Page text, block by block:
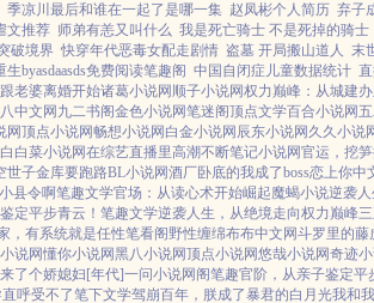
季凉川最后和谁在一起了是哪一集 赵凤彬个人简历 弃子
文推荐 师弟有恙又叫什么 我是死亡骑士 不是死掉的骑士
破境界 快穿年代恶毒女配走剧情 盗墓 开局搬山道人 末
生byasdaasds免费阅读笔趣阁 中国自闭症儿童数据统计
老婆离婚开始诸葛小说网 顺子小说网权力巅峰：从城建
中文网 九二书阁金色小说网笔迷阁顶点文学百合小说网
网顶点小说网畅想小说网 白金小说网 辰东小说网 久久小说
白菜小说网在综艺直播里高潮不断笔记小说网官运，挖
世子金库要跑路BL小说网酒厂卧底的我成了boss恋上你中
县令啊笔趣文学官场：从读心术开始崛起魔蝎小说逆袭
定平步青云！ 笔趣文学逆袭人生，从绝境走向权力巅峰
，有系统就是任性笔看阁 野性缠绵布布中文网斗罗里的藤
说网懂你小说网黑八小说网顶点小说网悠哉小说网奇迹
了个娇媳妇[年代]一问小说网 阁笔趣官阶，从亲子鉴定平
呼受不了笔下文学驾崩百年，朕成了暴君的白月光我和